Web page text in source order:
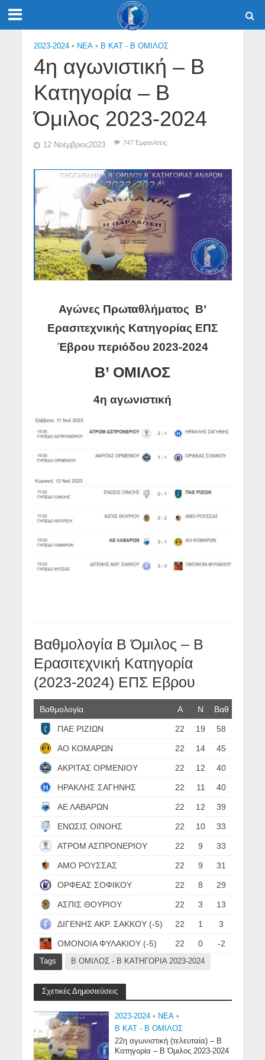
2023-2024 • NEA • Β ΚΑΤ - Β ΟΜΙΛΟΣ
4η αγωνιστική – Β
Κατηγορία – Β
Όμιλος 2023-2024
12 Νοέμβριος2023 747 Εμφανίσεις
Αγώνες Πρωταθλήματος Β’
Ερασιτεχνικής Κατηγορίας ΕΠΣ
Έβρου περιόδου 2023-2024
Β’ ΟΜΙΛΟΣ
4η αγωνιστική
Βαθμολογία Β Όμιλος – B
Ερασιτεχνική Κατηγορία
(2023-2024) ΕΠΣ Εβρου
Βαθμολογία Α N Βαθ
ΠΑΕ ΡΙΖΙΩΝ 22 19 58
ΑΟ ΚΟΜΑΡΩΝ 22 14 45
ΑΚΡΙΤΑΣ ΟΡΜΕΝΙΟΥ 22 12 40
ΗΡΑΚΛΗΣ ΣΑΓΗΝΗΣ 22 11 40
ΑΕ ΛΑΒΑΡΩΝ 22 12 39
ΕΝΩΣΙΣ ΟΙΝΟΗΣ 22 10 33
ΑΤΡΟΜ ΑΣΠΡΟΝΕΡΙΟΥ 22 9 33
ΑΜΟ ΡΟΥΣΣΑΣ 22 9 31
ΟΡΦΕΑΣ ΣΟΦΙΚΟΥ 22 8 29
ΑΣΠΙΣ ΘΟΥΡΙΟΥ 22 3 13
ΔΙΓΕΝΗΣ ΑΚΡ. ΣΑΚΚΟΥ (-5) 22 1 3
ΟΜΟΝΟΙΑ ΦΥΛΑΚΙΟΥ (-5) 22 0 -2
Tags Β ΟΜΙΛΟΣ - Β ΚΑΤΗΓΟΡΙΑ 2023-2024
Σχετικές Δημοσιεύσεις
2023-2024 • NEA •
Β ΚΑΤ - Β ΟΜΙΛΟΣ
22η αγωνιστική (τελευταία) – Β
Κατηγορία – Β Όμιλος 2023-2024